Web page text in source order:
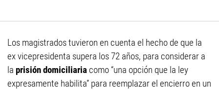
Los magistrados tuvieron en cuenta el hecho de que la
ex vicepresidenta supera los 72 años, para considerar a
la prisión domiciliaria como “una opción que la ley
expresamente habilita” para reemplazar el encierro en un